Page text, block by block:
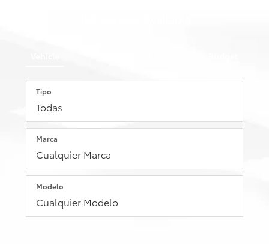
Tipo
Marca
Modelo